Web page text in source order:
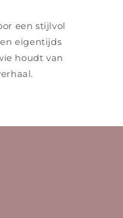
een stijlvol
eigentijds
houdt van